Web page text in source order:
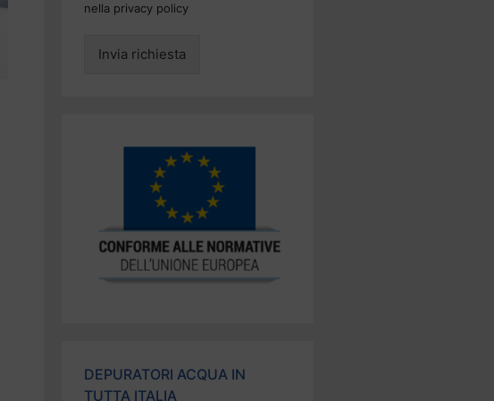
nella privacy policy
Invia richiesta
DEPURATORI ACQUA IN
TUTTA ITALIA